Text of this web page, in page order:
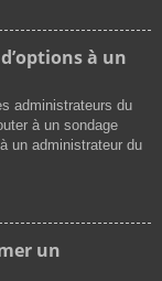
à un
administrateurs du
à un sondage
un administrateur du
un